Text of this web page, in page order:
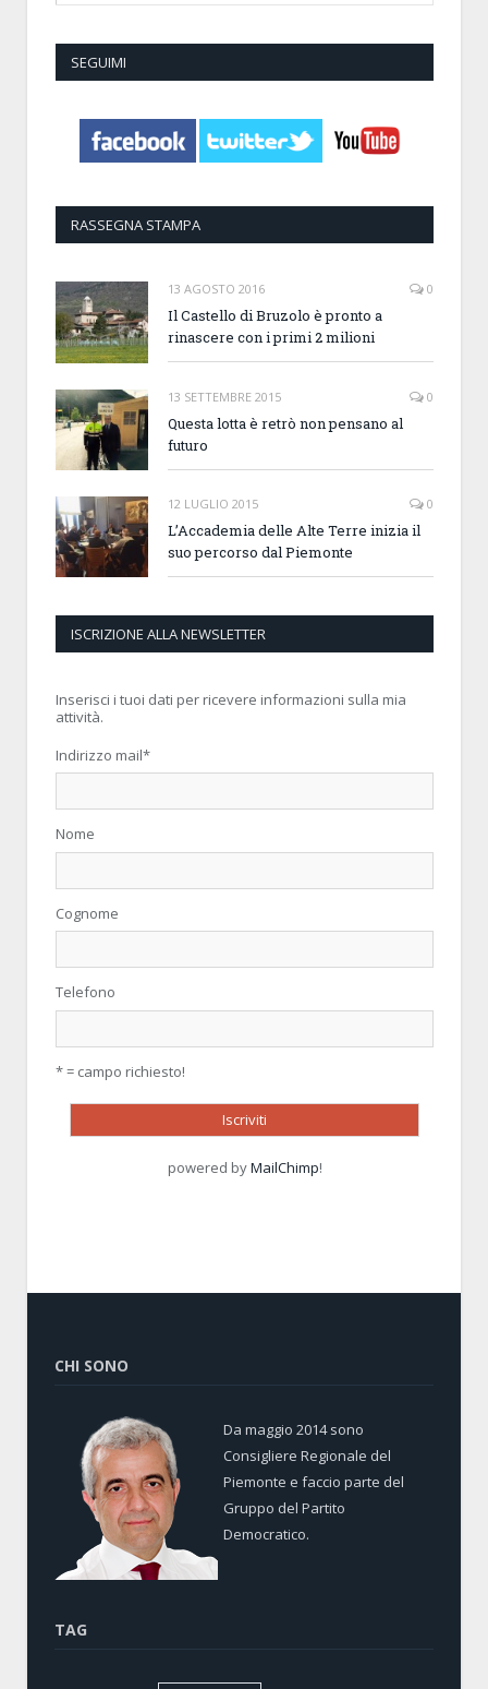
SEGUIMI
RASSEGNA STAMPA
13 AGOSTO 2016 0
Il Castello di Bruzolo è pronto a
rinascere con i primi 2 milioni
13 SETTEMBRE 2015 0
Questa lotta è retrò non pensano al
futuro
12 LUGLIO 2015 0
L’Accademia delle Alte Terre inizia il
suo percorso dal Piemonte
ISCRIZIONE ALLA NEWSLETTER
Inserisci i tuoi dati per ricevere informazioni sulla mia
attività.
Indirizzo mail*
Nome
Cognome
Telefono
* = campo richiesto!
powered byMailChimp!
CHI SONO
Da maggio 2014 sono
Consigliere Regionale del
Piemonte e faccio parte del
Gruppo del Partito
Democratico.
TAG